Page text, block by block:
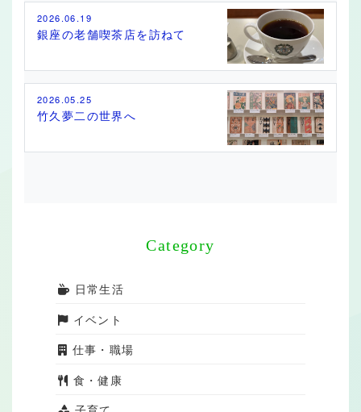
2026.06.19
銀座の老舗喫茶店を訪ねて
2026.05.25
竹久夢二の世界へ
Category
日常生活
イベント
仕事・職場
食・健康